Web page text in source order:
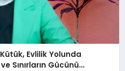
Evlilik Yolunda
Sınırların Gücünü